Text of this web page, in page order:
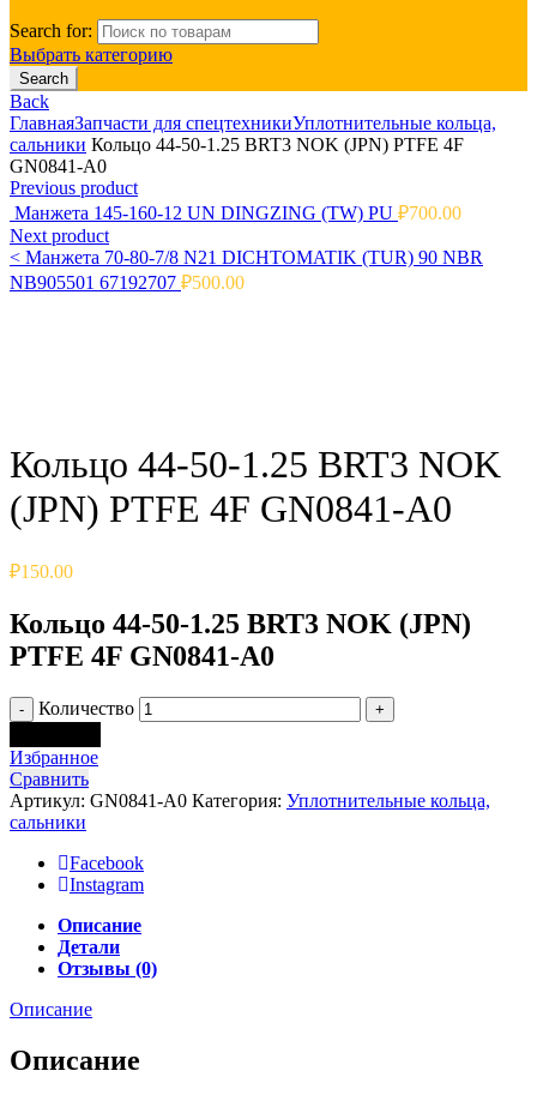
Search for:
Выбрать категорию
Search
Back
ГлавнаяЗапчасти для спецтехникиУплотнительные кольца,
сальники Кольцо 44-50-1.25 BRT3 NOK (JPN) PTFE 4F
GN0841-A0
Previous product
Манжета 145-160-12 UN DINGZING (TW) PU ₽700.00
Next product
< Манжета 70-80-7/8 N21 DICHTOMATIK (TUR) 90 NBR
NB905501 67192707 ₽500.00
Кольцо 44-50-1.25 BRT3 NOK
(JPN) PTFE 4F GN0841-A0
₽150.00
Кольцо 44-50-1.25 BRT3 NOK (JPN)
PTFE 4F GN0841-A0
Количество
Избранное
Сравнить
Артикул: GN0841-A0 Категория: Уплотнительные кольца,
сальники
Facebook
Instagram
Описание
Детали
Отзывы (0)
Описание
Описание